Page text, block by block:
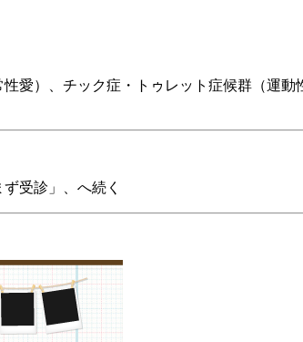
愛）、チック症・トゥレット症候群（運
受診」 、へ続く